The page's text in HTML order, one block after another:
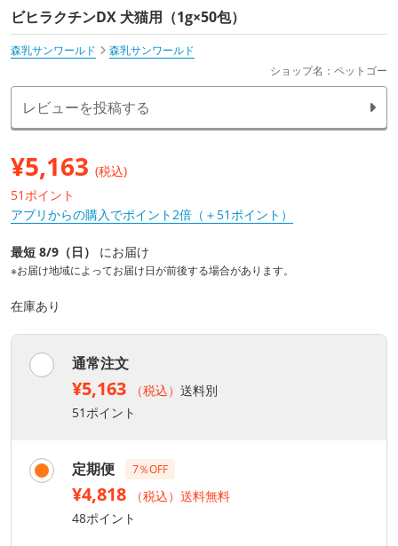
ビヒラクチンDX 犬猫用（1g×50包）
森乳サンワールド
森乳サンワールド
ショップ名：ペットゴー
レビューを投稿する
¥5,163 (税込)
51ポイント
アプリからの購入でポイント2倍（＋51ポイント）
最短 8/9（日） にお届け
※お届け地域によってお届け日が前後する場合があります。
在庫あり
通常注文
¥5,163 （税込） 送料別
51ポイント
定期便 7％OFF
¥4,818
（税込）送料無料
48ポイント